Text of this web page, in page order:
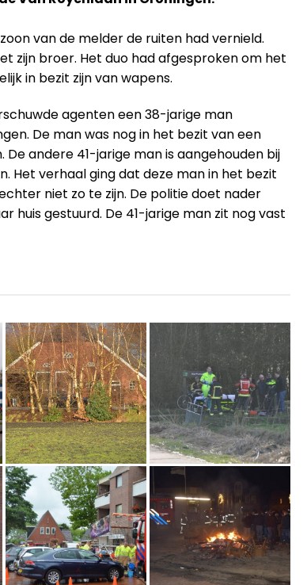
van de melder de ruiten had vernield.
zijn broer. Het duo had afgesproken om het
in bezit zijn van wapens.
agenten een 38-jarige man
De man was nog in het bezit van een
andere 41-jarige man is aangehouden bij
Het verhaal ging dat deze man in het bezit
niet zo te zijn. De politie doet nader
huis gestuurd. De 41-jarige man zit nog vast